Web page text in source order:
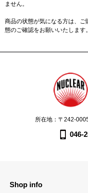
ません。
商品の状態が気になる方は、ご
態のご確認をお願いいたします。
所在地：〒242-
046-
Shop info